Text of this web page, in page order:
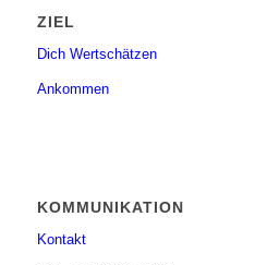
ZIEL
Dich Wertschätzen
Ankommen
KOMMUNIKATION
Kontakt